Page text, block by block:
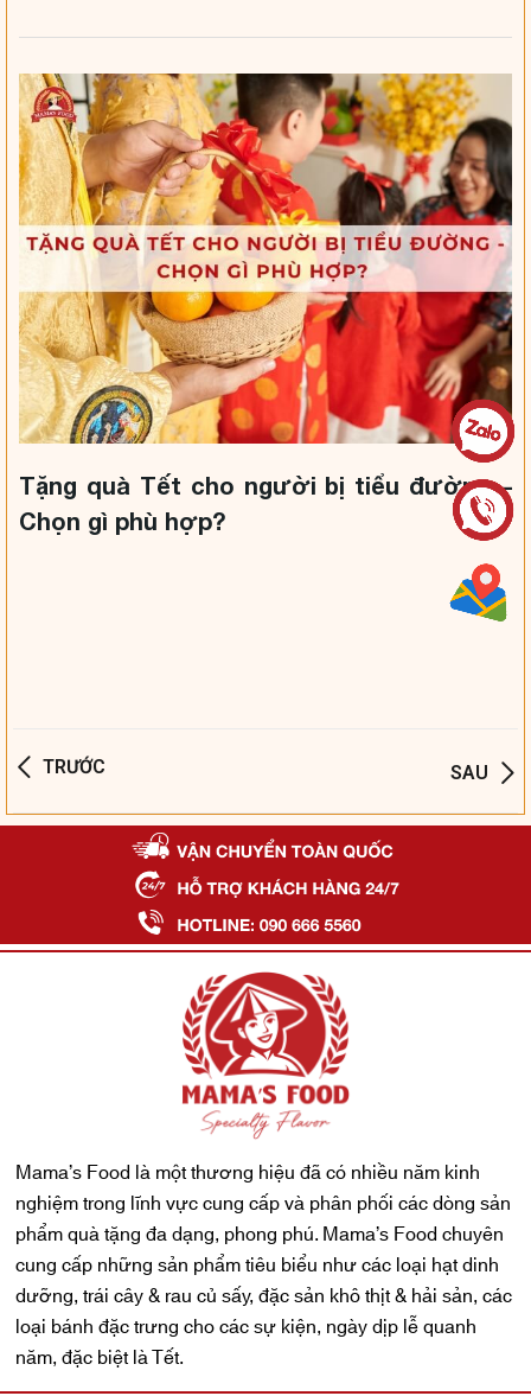
Tặng quà Tết cho người bị tiểu đường –
Chọn gì phù hợp?
TRƯỚC SAU
Mama’s Food là một thương hiệu đã có nhiều năm kinh
nghiệm trong lĩnh vực cung cấp và phân phối các dòng sản
phẩm quà tặng đa dạng, phong phú. Mama’s Food chuyên
cung cấp những sản phẩm tiêu biểu như các loại hạt dinh
dưỡng, trái cây & rau củ sấy, đặc sản khô thịt & hải sản, các
loại bánh đặc trưng cho các sự kiện, ngày dịp lễ quanh
năm, đặc biệt là Tết.